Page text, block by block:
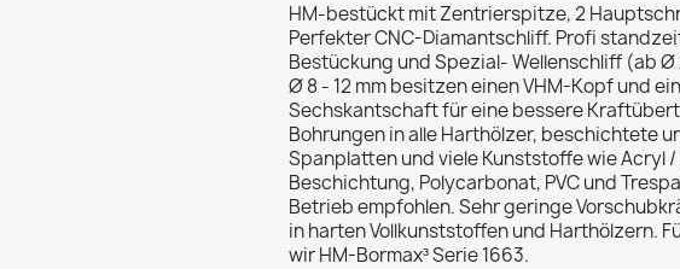
HM-bestückt mit Zentrierspitze, 2
Perfekter CNC-Diamantschliff. Profi
Bestückung und Spezial- Wellenschliff (ab
Ø 8 - 12 mm besitzen einen VHM-Kopf und
Sechskantschaft für eine bessere
Bohrungen in alle Harthölzer, beschichtete
Spanplatten und viele Kunststoffe wie Acryl /
Beschichtung, Polycarbonat, PVC und
Betrieb empfohlen. Sehr geringe
in harten Vollkunststoffen und Harthölzern.
wir HM-Bormax³ Serie 1663.